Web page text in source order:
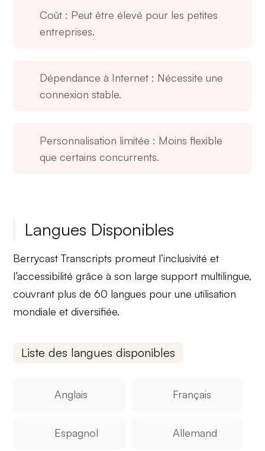
Coût : Peut être élevé pour les petites
entreprises.
Dépendance à Internet : Nécessite une
connexion stable.
Personnalisation limitée : Moins flexible
que certains concurrents.
Langues Disponibles
Berrycast Transcripts promeut l’inclusivité et
l’accessibilité grâce à son large support multilingue,
couvrant plus de60 langues pour une utilisation
mondiale et diversifiée.
Liste des langues disponibles
Anglais Français
Espagnol Allemand